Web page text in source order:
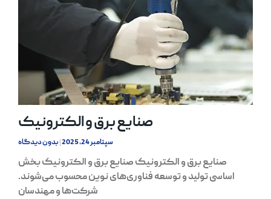
صنایع برق و الکترونیک
سپتامبر 24, 2025 بدون دیدگاه
صنایع برق و الکترونیک صنایع برق و الکترونیک بخش
اساسی تولید و توسعه فناوری‌های نوین محسوب می‌شوند.
شرکت‌ها و مهندسان